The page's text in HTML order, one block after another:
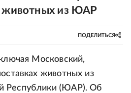
животных из ЮАР
ПОДЕЛИТЬСЯ
Московский,
животных из
Республики (ЮАР). Об